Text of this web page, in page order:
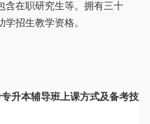
含在职研究生等。拥有三十
招生教学资格。
升本辅导班上课方式及备考技